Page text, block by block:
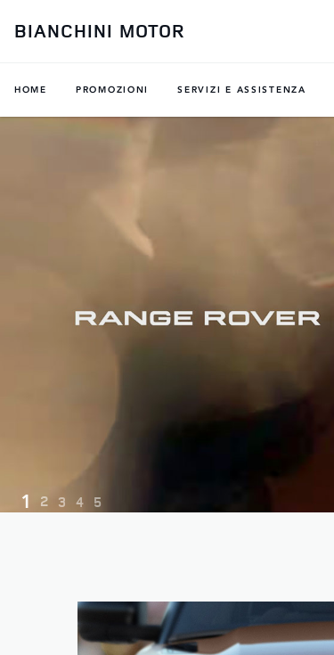
BIANCHINI MOTOR
HOME PROMOZIONI SERVIZI E ASSISTENZA
BENVENUTO DA
DOVE SIAMO
1 2 3 4 5